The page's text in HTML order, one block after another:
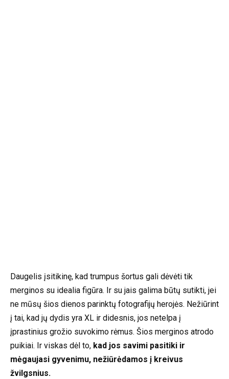
Daugelis įsitikinę, kad trumpus šortus gali dėvėti tik
merginos su idealia figūra. Ir su jais galima būtų sutikti, jei
ne mūsų šios dienos parinktų fotografijų herojės. Nežiūrint
į tai, kad jų dydis yra XL ir didesnis, jos netelpa į
įprastinius grožio suvokimo rėmus. Šios merginos atrodo
puikiai. Ir viskas dėl to, kad jos savimi pasitiki ir
mėgaujasi gyvenimu, nežiūrėdamos į kreivus
žvilgsnius.